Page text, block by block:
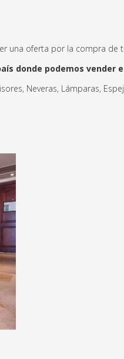
una oferta por la compra de
donde podemos
Neveras, Lámparas,